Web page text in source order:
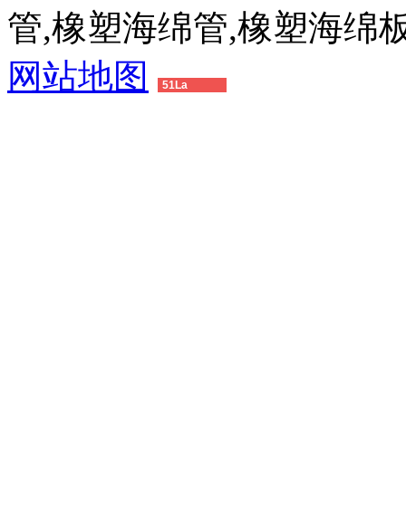
管,橡塑海绵管,橡塑海绵
网站地图
51La